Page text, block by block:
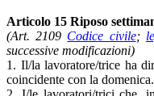
Articolo 15 Riposo
(Art. 2109 Codice civile;
successive modificazioni)
1. Il/la lavoratore/trice ha
coincidente con la domenica.